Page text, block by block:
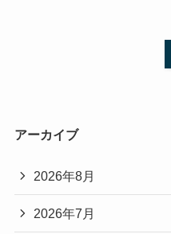
アーカイブ
2026年8月
2026年7月